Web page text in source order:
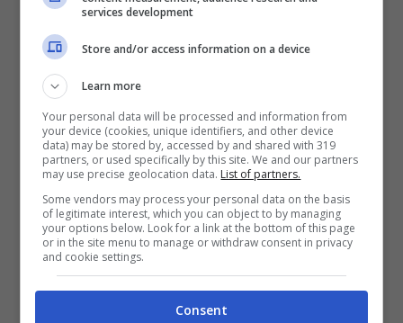
Gettito previsto: tra gli 1,7 e i 2 miliardi di euro, senza
toccare in maniera diretta i redditi-annamariabernini.it
Lo Stato tassa ad esempio il 26% su 50mila
euro in oro attuali, anche se al momento
dell’acquisto valeva 40mila euro. Con la nuova
services development
Store and/or access information on a device
Learn more
Your personal data will be processed and information from
your device (cookies, unique identifiers, and other device
data) may be stored by, accessed by and shared with 319
partners, or used specifically by this site. We and our partners
may use precise geolocation data. List of partners.
Some vendors may process your personal data on the basis
of legitimate interest, which you can object to by managing
your options below. Look for a link at the bottom of this page
or in the site menu to manage or withdraw consent in privacy
and cookie settings.
Consent